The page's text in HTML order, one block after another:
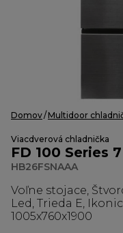
Domov Multidoor
Viacdverová chladnička
FD 100 Series 7
HB26FSNAAA
Voľne stojace,
Led, Trieda E,
1005x760x1900